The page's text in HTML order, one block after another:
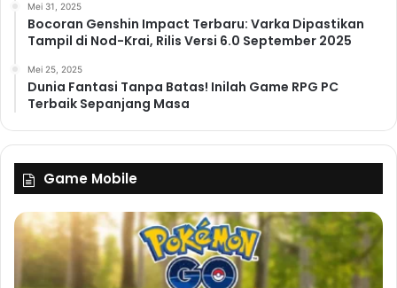
konsol yang luar biasa. Dari petualangan dunia terbuka
yang epik hingga game strategi yang menantang, ada
dan gameplay yang inovatif, game-game ini pasti akan
memberikan pengalaman bermain yang tak
untuk menghabiskan waktu berjam-jam di depan layar!
Jangan lupa untuk terus mengikuti perkembangan
berita game terbaru agar tidak ketinggalan informasi
tentang game-game yang paling ditunggu di tahun
2025! Selamat bermain!
Mei 31, 2025
Bocoran Genshin Impact Terbaru: Varka Dipastikan
Tampil di Nod-Krai, Rilis Versi 6.0 September 2025
Mei 25, 2025
Dunia Fantasi Tanpa Batas! Inilah Game RPG PC
Terbaik Sepanjang Masa
Game Mobile